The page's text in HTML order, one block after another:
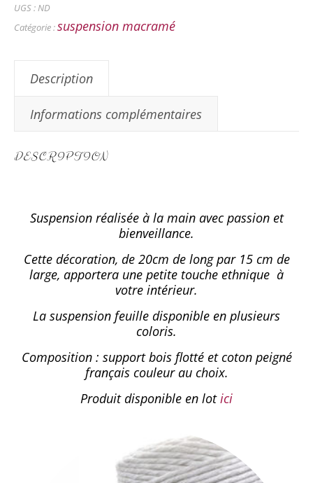
UGS :ND
Catégorie :suspension macramé
Description
Informations complémentaires
DESCRIPTION
Suspension réalisée à la main avec passion et
bienveillance.
Cette décoration, de 20cm de long par 15 cm de
large, apportera une petite touche ethnique à
votre intérieur.
La suspension feuille disponible en plusieurs
coloris.
Composition : support bois flotté et coton peigné
français couleur au choix.
Produit disponible en lotici